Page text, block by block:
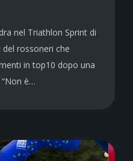
nel Triathlon Sprint di
rossoneri che
in top10 dopo una
è…